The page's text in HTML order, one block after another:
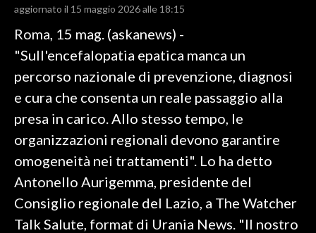
CALCIO REGIONALE
BASKET
VOLLEY
MOTORI
TENNIS
ALTRI SPORT
CULTURA
SPETTACOLI
aggiornato il 15 maggio 2026 alle 18:15
Roma, 15 mag. (askanews) -
"Sull'encefalopatia epatica manca un
percorso nazionale di prevenzione, diagnosi
e cura che consenta un reale passaggio alla
presa in carico. Allo stesso tempo, le
organizzazioni regionali devono garantire
omogeneità nei trattamenti". Lo ha detto
Antonello Aurigemma, presidente del
Consiglio regionale del Lazio, a The Watcher
Talk Salute, format di Urania News. "Il nostro